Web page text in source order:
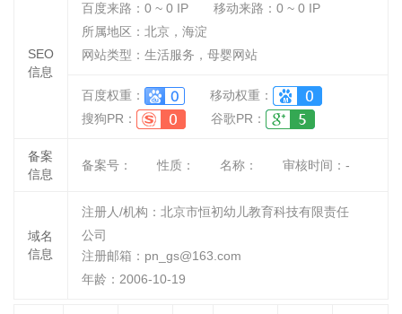
SEO
信息
百度来路： 0 ~ 0 IP 移动来路： 0 ~ 0 IP
所属地区：北京，海淀
网站类型：生活服务，母婴网站
百度权重：
移动权重：
搜狗PR：
谷歌PR：
备案
信息
备案号： 性质： 名称： 审核时间： -
域名
信息
注册人/机构：北京市恒初幼儿教育科技有限责任
公司
注册邮箱：pn_gs@163.com
年龄：2006-10-19